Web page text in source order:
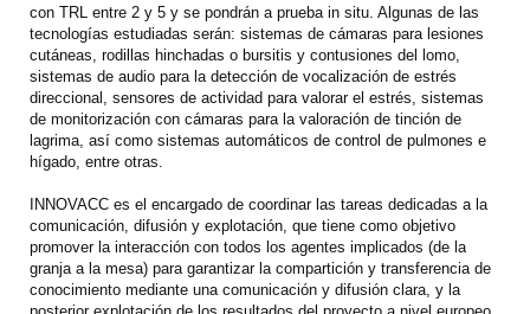
con TRL entre 2 y 5 y se pondrán a prueba in situ. Algunas de las
tecnologías estudiadas serán: sistemas de cámaras para lesiones
cutáneas, rodillas hinchadas o bursitis y contusiones del lomo,
sistemas de audio para la detección de vocalización de estrés
direccional, sensores de actividad para valorar el estrés, sistemas
de monitorización con cámaras para la valoración de tinción de
lagrima, así como sistemas automáticos de control de pulmones e
hígado, entre otras.
INNOVACC es el encargado de coordinar las tareas dedicadas a la
comunicación, difusión y explotación, que tiene como objetivo
promover la interacción con todos los agentes implicados (de la
granja a la mesa) para garantizar la compartición y transferencia de
conocimiento mediante una comunicación y difusión clara, y la